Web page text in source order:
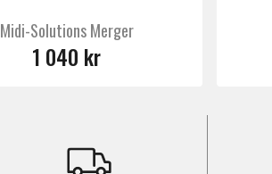
Midi-Solutions Merger
1 040 kr